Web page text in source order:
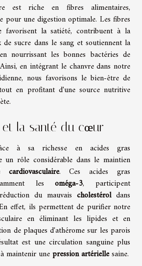
est riche en fibres alimentaires,
pour une digestion optimale. Les fibres
favorisent la satiété, contribuent à la
sucre dans le sang et soutiennent la
nourrissant les bonnes bactéries de
en intégrant le chanvre dans notre
nous favorisons le bien-être de
en profitant d'une source nutritive
et la santé du cœur
à sa richesse en acides gras
un rôle considérable dans le maintien
cardiovasculaire. Ces acides gras
lesoméga-3, participent
du mauvais cholestéroldans
effet, ils permettent de purifier notre
en éliminant les lipides et en
de plaques d'athérome sur les parois
est une circulation sanguine plus
maintenir unepression artériellesaine.